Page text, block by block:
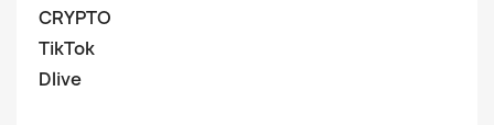
CRYPTO
TikTok
Dlive